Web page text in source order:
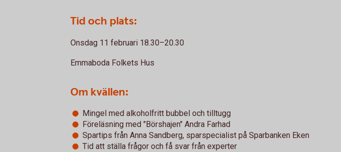
Tid och plats:
Onsdag 11 februari 18.30–20.30
Emmaboda Folkets Hus
Om kvällen:
Mingel med alkoholfritt bubbel och tilltugg
Föreläsning med "Börshajen" Andra Farhad
Spartips från Anna Sandberg, sparspecialist på Sparbanken Eken
Tid att ställa frågor och få svar från experter